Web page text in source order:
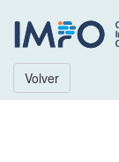
Volver